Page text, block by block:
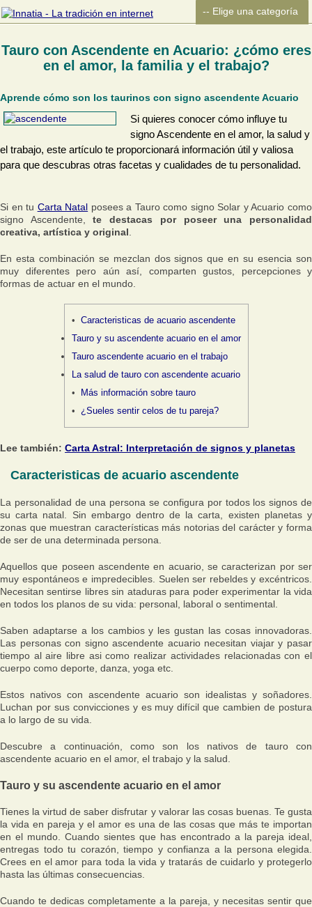
Tauro con Ascendente en Acuario: ¿cómo eres
en el amor, la familia y el trabajo?
Aprende cómo son los taurinos con signo ascendente Acuario
Si quieres conocer cómo influye tu
signo Ascendente en el amor, la salud y
el trabajo, este artículo te proporcionará información útil y valiosa
para que descubras otras facetas y cualidades de tu personalidad.
Si en tu Carta Natal posees a Tauro como signo Solar y Acuario como
signo Ascendente,te destacas por poseer una personalidad
creativa, artística y original
En esta combinación se mezclan dos signos que en su esencia son
muy diferentes pero aún así, comparten gustos, percepciones y
formas de actuar en el mundo.
Caracteristicas de acuario ascendente
Tauro y su ascendente acuario en el amor
Tauro ascendente acuario en el trabajo
La salud de tauro con ascendente acuario
Más información sobre tauro
¿Sueles sentir celos de tu pareja?
Lee también: Carta Astral: Interpretación de signos y planetas
Caracteristicas de acuario ascendente
La personalidad de una persona se configura por todos los signos de
su carta natal. Sin embargo dentro de la carta, existen planetas y
zonas que muestran características más notorias del carácter y forma
de ser de una determinada persona.
Aquellos que poseen ascendente en acuario, se caracterizan por ser
muy espontáneos e impredecibles. Suelen ser rebeldes y excéntricos.
Necesitan sentirse libres sin ataduras para poder experimentar la vida
en todos los planos de su vida: personal, laboral o sentimental.
Saben adaptarse a los cambios y les gustan las cosas innovadoras.
Las personas con signo ascendente acuario necesitan viajar y pasar
tiempo al aire libre asi como realizar actividades relacionadas con el
cuerpo como deporte, danza, yoga etc.
Estos nativos con ascendente acuario son idealistas y soñadores.
Luchan por sus convicciones y es muy difícil que cambien de postura
a lo largo de su vida.
Descubre a continuación, como son los nativos de tauro con
ascendente acuario en el amor, el trabajo y la salud.
Tauro y su ascendente acuario en el amor
Tienes la virtud de saber disfrutar y valorar las cosas buenas. Te gusta
la vida en pareja y el amor es una de las cosas que más te importan
en el mundo. Cuando sientes que has encontrado a la pareja ideal,
entregas todo tu corazón, tiempo y confianza a la persona elegida.
Crees en el amor para toda la vida y tratarás de cuidarlo y protegerlo
hasta las últimas consecuencias.
Cuando te dedicas completamente a la pareja, y necesitas sentir que